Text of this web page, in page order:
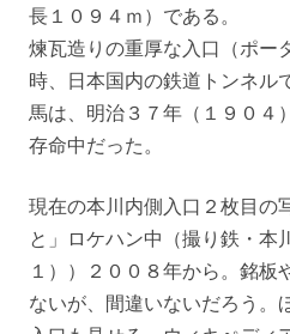
長１０９４ｍ）である。
煉瓦造りの重厚な入口（ポー
時、日本国内の鉄道トンネル
馬は、明治３７年（１９０４
存命中だった。
現在の本川内側入口２枚目の
と」ロケハン中（撮り鉄・本
１））２００８年から。銘板
ないが、間違いないだろう。